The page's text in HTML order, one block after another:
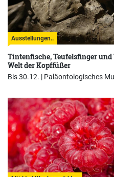
Ausstellungen..
Tintenfische, Teufelsfinger
Welt der Kopffüßer
Bis 30.12. | Paläontologisches